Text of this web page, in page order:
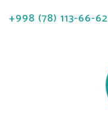
+998 (78) 113-66-62